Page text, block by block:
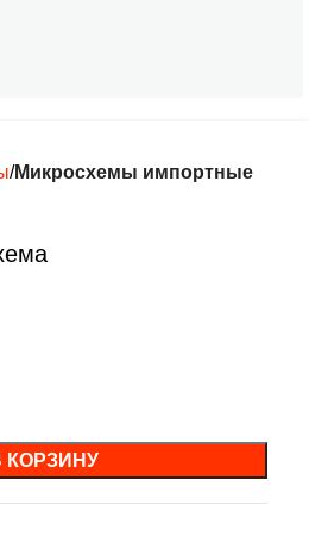
Микросхемы импортные
КОРЗИНУ